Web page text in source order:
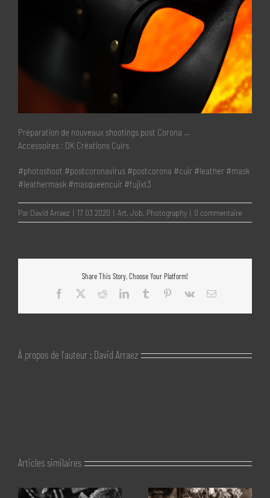
Préparation de nouveaux shootings post Corona …
Accessoires : DK Créations Cuirs
#photoshoot #postcoronavirus #postcorona #cuir #leather #mask
#leathermask #masqueencuir #fujixt3
Par David Arraez | 17 03 2020 | Art, Job, Photography | 0 commentaire
Share This Story, Choose Your Platform!
Facebook
RedditLinkedInTumblr Pinterest
Vk Email
À propos de l'auteur : David Arraez
Articles similaires